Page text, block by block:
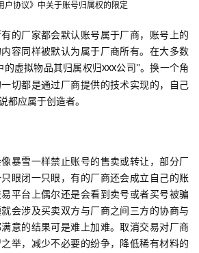
户协议》中关于账号归属权的限定
的厂家都会默认账号属于厂商，账号上的
容同样被默认为属于厂商所有。在大多数
的虚拟物品其归属权归XXX公司”。换一个角
切都是通过厂商提供的技术实现的，自己
都应属于创造者。
暴雪一样禁止账号的售卖或转让，部分厂
眼闭一只眼，有的厂商还会成立自己的账
平台上偶尔还是会看到卖号或者买号被骗
会涉及买卖双方与厂商之间三方的协商与
意的结果可是难上加难。取消交易对厂商
举，减少不必要的纷争，降低稀有材料的